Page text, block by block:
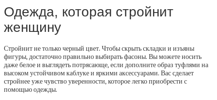
Одежда, которая стройнит
женщину
Стройнит не только черный цвет. Чтобы скрыть складки и изъяны
фигуры, достаточно правильно выбирать фасоны. Вы можете носить
даже белое и выглядеть потрясающе, если дополните образ туфлями на
высоком устойчивом каблуке и яркими аксессуарами. Вас сделает
стройнее уже чувство уверенности, которое легко приобрести с
помощью одежды.